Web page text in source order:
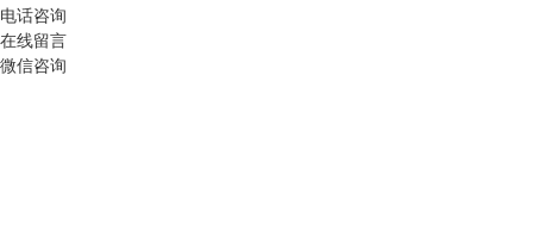
电话咨询
在线留言
微信咨询